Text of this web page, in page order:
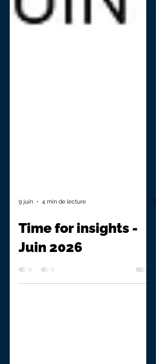
9 juin 4 min de lecture
Time for insights -
Juin 2026